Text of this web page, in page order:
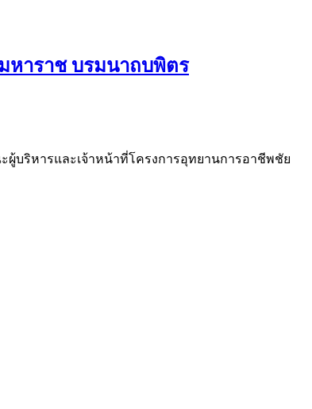
หาราช บรมนาถบพิตร
บริหารและเจ้าหน้าที่โครงการอุทยานการอาชีพชัย